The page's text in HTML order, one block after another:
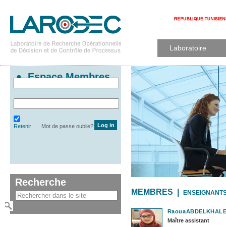
Laboratoire
MEMBRES |
Raoua
Maître assistant
Espace Membres
Retenir Mot de passe oublie?
Recherche